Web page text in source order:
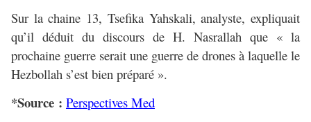
Sur la chaine 13, Tsefika Yahskali, analyste, expliquait
qu’il déduit du discours de H. Nasrallah que « la
prochaine guerre serait une guerre de drones à laquelle le
Hezbollah s’est bien préparé ».
*Source : Perspectives Med